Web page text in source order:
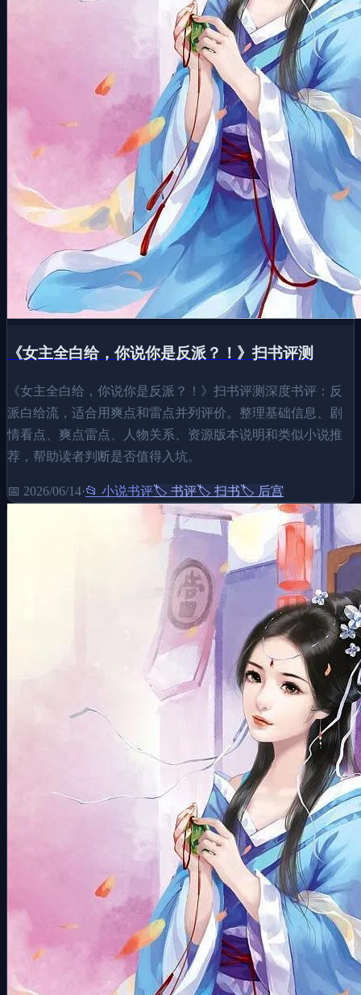
《女主全白给，你说你是反派？！》扫书评测
《女主全白给，你说你是反派？！》扫书评测深度书评：反
派白给流，适合用爽点和雷点并列评价。整理基础信息、剧
情看点、爽点雷点、人物关系、资源版本说明和类似小说推
荐，帮助读者判断是否值得入坑。
📅 2026/06/14·📂 小说书评🏷️ 书评🏷️ 扫书🏷️ 后宫